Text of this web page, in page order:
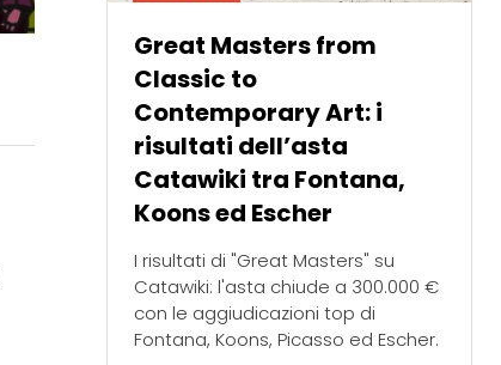
Great Masters from
Classic to
Contemporary Art: i
risultati dell’asta
Catawiki tra Fontana,
Koons ed Escher
I risultati di "Great Masters" su
Catawiki: l'asta chiude a 300.000 €
con le aggiudicazioni top di
Fontana, Koons, Picasso ed Escher.